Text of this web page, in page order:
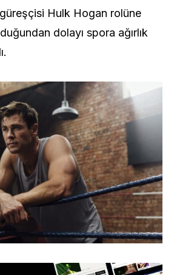
Hulk Hogan rolüne
dolayı spora ağırlık